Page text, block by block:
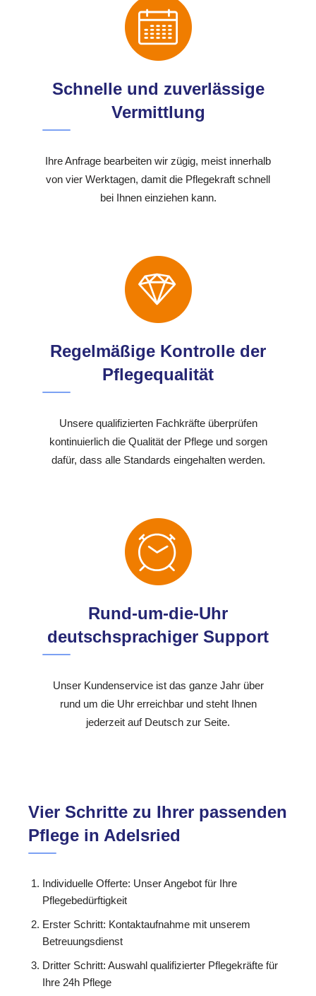
Schnelle und zuverlässige
Vermittlung
Ihre Anfrage bearbeiten wir zügig, meist innerhalb
von vier Werktagen, damit die Pflegekraft schnell
bei Ihnen einziehen kann.
Regelmäßige Kontrolle der
Pflegequalität
Unsere qualifizierten Fachkräfte überprüfen
kontinuierlich die Qualität der Pflege und sorgen
dafür, dass alle Standards eingehalten werden.
Rund-um-die-Uhr
deutschsprachiger Support
Unser Kundenservice ist das ganze Jahr über
rund um die Uhr erreichbar und steht Ihnen
jederzeit auf Deutsch zur Seite.
Vier Schritte zu Ihrer passenden
Pflege in Adelsried
Individuelle Offerte: Unser Angebot für Ihre
Pflegebedürftigkeit
Erster Schritt: Kontaktaufnahme mit unserem
Betreuungsdienst
Dritter Schritt: Auswahl qualifizierter Pflegekräfte für
Ihre 24h Pflege